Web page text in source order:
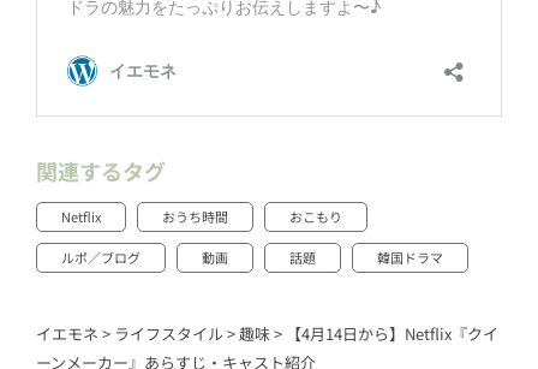
関連するタグ
Netflix おうち時間 おこもり
ルポ／ブログ 動画 話題 韓国ドラマ
イエモネ > ライフスタイル>趣味> 【4月14日から】Netflix『クイ
ーンメーカー』あらすじ・キャスト紹介